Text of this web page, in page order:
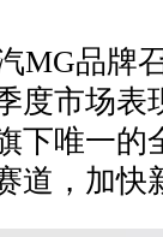
MG品牌
度市场表
下唯一的
道，加快